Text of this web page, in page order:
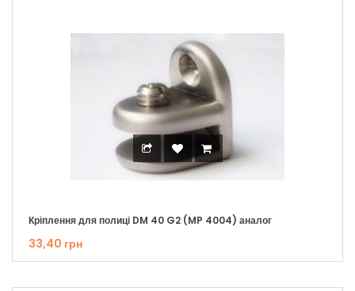
Кріплення для полиці DM 40 G2 (MP 4004) аналог
33,40 грн